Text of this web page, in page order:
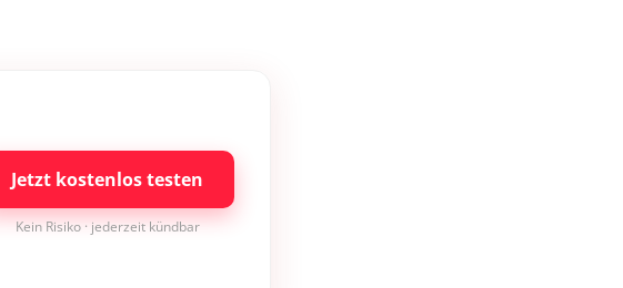
Jetzt kostenlos testen
Kein Risiko · jederzeit kündbar